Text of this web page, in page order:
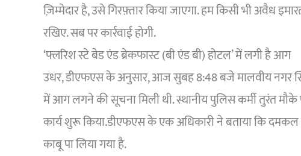
ज़िम्मेदार है, उसे गिरफ़्तार किया जाएगा. हम किसी भी अवैध
रखिए. सब पर कार्रवाई होगी.
‘फ्लरिश स्टे बेड एंड ब्रेकफास्ट (बी एंड बी) होटल’ में लगी है आग
उधर, डीएफएस के अनुसार, आज सुबह 8:48 बजे मालवीय नगर
में आग लगने की सूचना मिली थी. स्थानीय पुलिस कर्मी तुरंत
कार्य शुरू किया.डीएफएस के एक अधिकारी ने बताया कि
काबू पा लिया गया है.